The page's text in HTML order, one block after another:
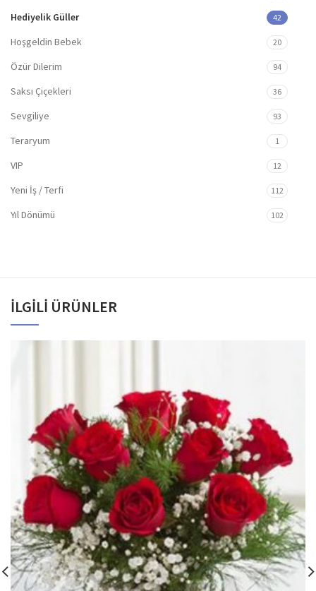
Hediyelik Güller 42
Hoşgeldin Bebek 20
Özür Dilerim 94
Saksı Çiçekleri 36
Sevgiliye 93
Teraryum 1
VIP 12
Yeni İş / Terfi 112
Yıl Dönümü 102
İLGILI ÜRÜNLER